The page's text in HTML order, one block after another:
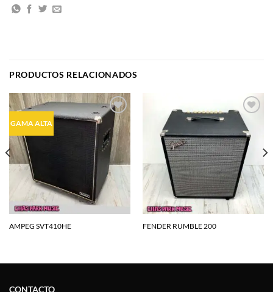
PRODUCTOS RELACIONADOS
GAMA ALTA
Agregar
a la
lista de
deseos
AMPEG SVT410HE
Agregar
a la
lista de
deseos
FENDER RUMBLE 200
CONTACTO